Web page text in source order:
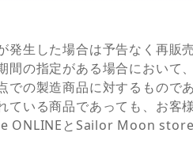
生した場合は予告なく再販
の指定がある場合において
の製造商品に対するもので
いる商品であっても、お客
とSailor Moon store